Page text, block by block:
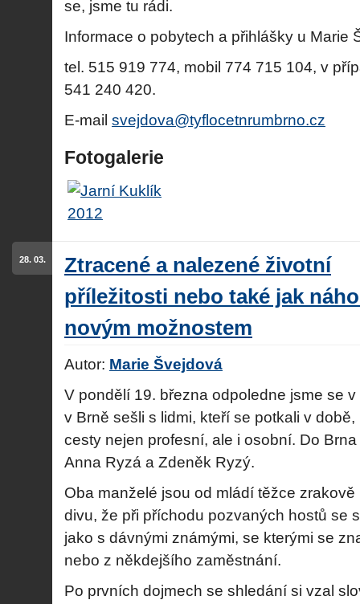
se, jsme tu rádi.
Informace o pobytech a přihlášky u Marie
tel. 515 919 774, mobil 774 715 104, v
541 240 420.
E-mail svejdova@tyflocetnrumbrno.cz
Fotogalerie
Ztracené a nalezené životní
příležitosti nebo také jak
novým možnostem
28. 03.
Autor: Marie Švejdová
V pondělí 19. března odpoledne jsme se
v Brně sešli s lidmi, kteří se potkali v
cesty nejen profesní, ale i osobní. Do
Anna Ryzá a Zdeněk Ryzý.
Oba manželé jsou od mládí těžce
divu, že při příchodu pozvaných hostů se
jako s dávnými známými, se kterými se
nebo z někdejšího zaměstnání.
Po prvních dojmech se shledání si vzal